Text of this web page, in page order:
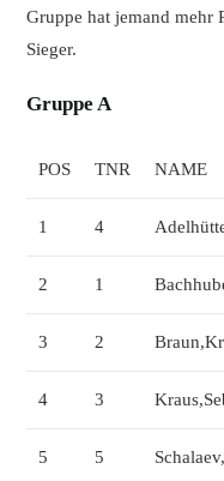
Gruppe hat jemand mehr
Sieger.
Gruppe A
POS TNR NAME
1 4
2 1
3 2
4 3
5 5